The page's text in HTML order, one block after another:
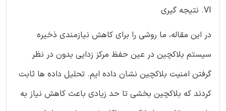
VI. نتیجه گیری
در این مقاله، ما روشی را برای کاهش نیازمندی ذخیره
سیستم بلاکچین در عین حفظ مرکز زدایی بدون در نظر
گرفتن امنیت بلاکچین نشان داده ایم. تحلیل داده ها ثابت
کردند که بلاکچین بخشی تا حد زیادی باعث کاهش نیاز به